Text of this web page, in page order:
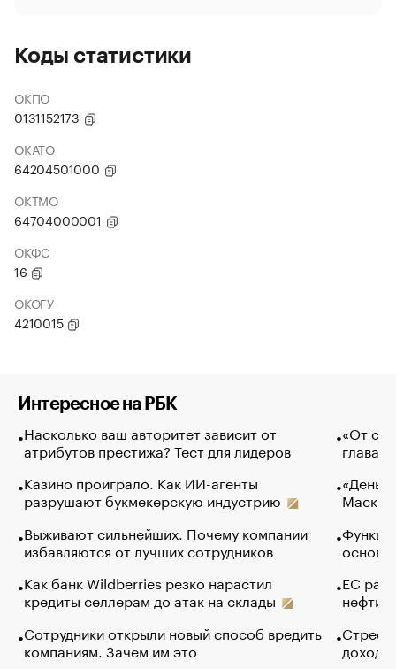
Коды статистики
ОКПО
0131152173
ОКАТО
64204501000
ОКТМО
64704000001
ОКФС
16
ОКОГУ
4210015
Интересное на РБК
Насколько ваш авторитет зависит от
атрибутов престижа? Тест для лидеров
Казино проиграло. Как ИИ-агенты
разрушают букмекерскую индустрию
Выживают сильнейших. Почему компании
избавляются от лучших сотрудников
Как банк Wildberries резко нарастил
кредиты селлерам до атак на склады
Сотрудники открыли новый способ вредить
компаниям. Зачем им это
«От
глава
Маск в
основ
ЕС
нефти